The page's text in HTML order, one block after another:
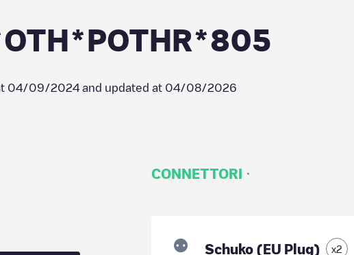
04/09/2024 and updated at 04/08/2026
CONNETTORI ·
Schuko (EU Plug) x2